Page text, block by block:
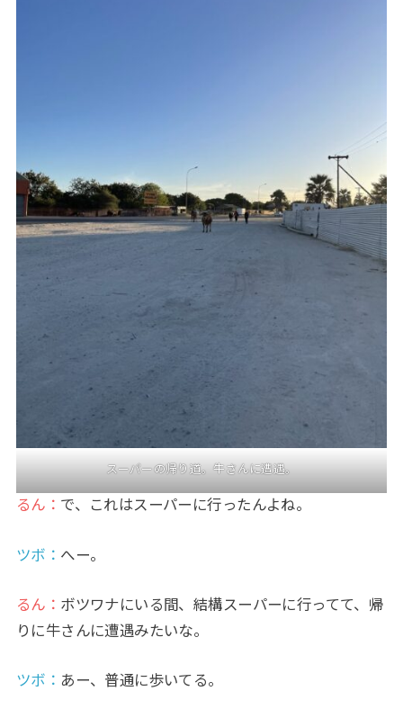
スーパーの帰り道。牛さんに遭遇。
るん： で、これはスーパーに行ったんよね。
ツボ： へー。
るん： ボツワナにいる間、結構スーパーに行ってて、帰
りに牛さんに遭遇みたいな。
ツボ： あー、普通に歩いてる。